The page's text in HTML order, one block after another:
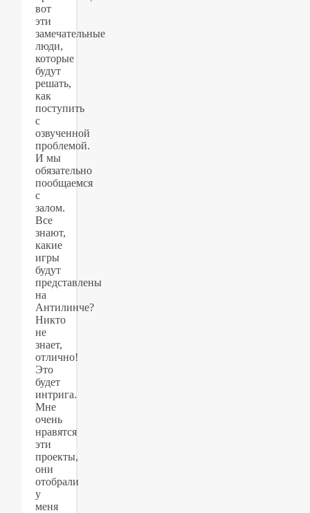
вот
эти
замечательные
люди,
которые
будут
решать,
как
поступить
с
озвученной
проблемой.
И мы
обязательно
пообщаемся
с
залом.
Все
знают,
какие
игры
будут
представлены
на
Антилинче?
Никто
не
знает,
отлично!
Это
будет
интрига.
Мне
очень
нравятся
эти
проекты,
они
отобрали
у
меня